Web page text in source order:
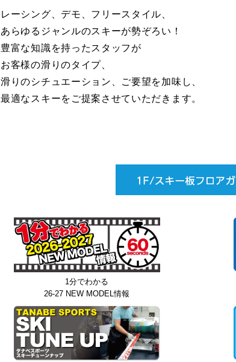
レーシング、デモ、フリースタイル、
あらゆるジャンルのスキーが勢ぞろい！
豊富な知識を持ったスタッフが
お客様の滑りのタイプ、
滑りのシチュエーション、ご要望を加味し、
最適なスキーをご提案させていただきます。
1分でわかる
26-27 NEW MODEL情報